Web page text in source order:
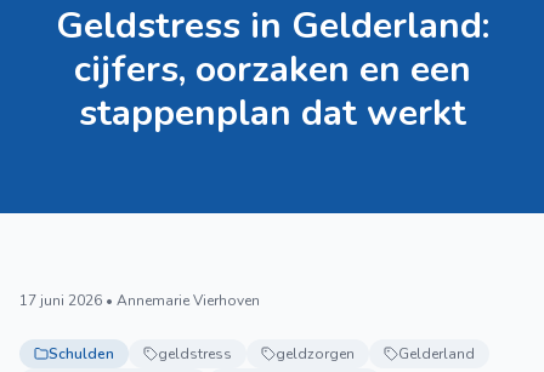
Geldstress in Gelderland:
cijfers, oorzaken en een
stappenplan dat werkt
17 juni 2026 • Annemarie Vierhoven
Schulden geldstress geldzorgen
Gelderland